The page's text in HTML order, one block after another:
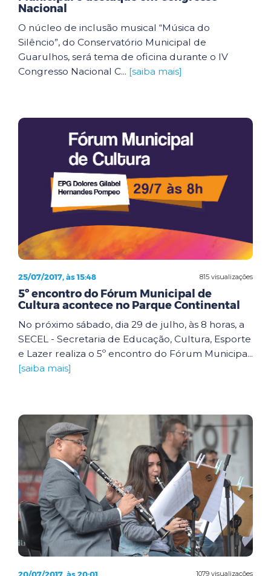
Nacional
O núcleo de inclusão musical “Música do
Silêncio”, do Conservatório Municipal de
Guarulhos, será tema de oficina durante o IV
Congresso Nacional C... [saiba mais]
815 visualizações
25/07/2017, às 15:48
5º encontro do Fórum Municipal de
Cultura acontece no Parque Continental
No próximo sábado, dia 29 de julho, às 8 horas, a
SECEL - Secretaria de Educação, Cultura, Esporte
e Lazer realiza o 5º encontro do Fórum Municipa...
[saiba mais]
1079 visualizações
20/07/2017, às 20:01